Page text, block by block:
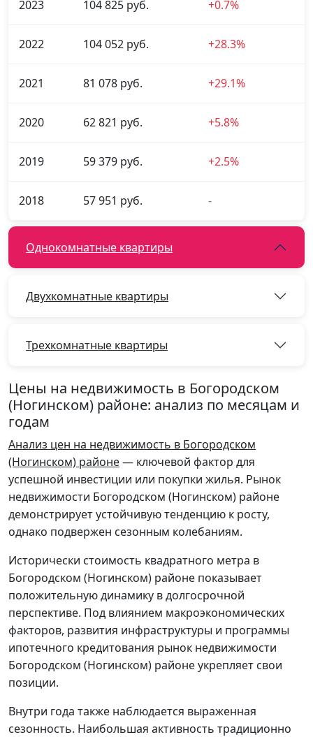
2023 104 825 руб. +0.7%
2022 104 052 руб. +28.3%
2021 81 078 руб. +29.1%
2020 62 821 руб. +5.8%
2019 59 379 руб. +2.5%
2018 57 951 руб. -
Однокомнатные квартиры
Двухкомнатные квартиры
Трехкомнатные квартиры
Цены на недвижимость в Богородском
(Ногинском) районе: анализ по месяцам и
годам
Анализ цен на недвижимость в Богородском
(Ногинском) районе— ключевой фактор для
успешной инвестиции или покупки жилья. Рынок
недвижимости Богородском (Ногинском) районе
демонстрирует устойчивую тенденцию к росту,
однако подвержен сезонным колебаниям.
Исторически стоимость квадратного метра в
Богородском (Ногинском) районе показывает
положительную динамику в долгосрочной
перспективе. Под влиянием макроэкономических
факторов, развития инфраструктуры и программы
ипотечного кредитования рынок недвижимости
Богородском (Ногинском) районе укрепляет свои
позиции.
Внутри года также наблюдается выраженная
сезонность. Наибольшая активность традиционно